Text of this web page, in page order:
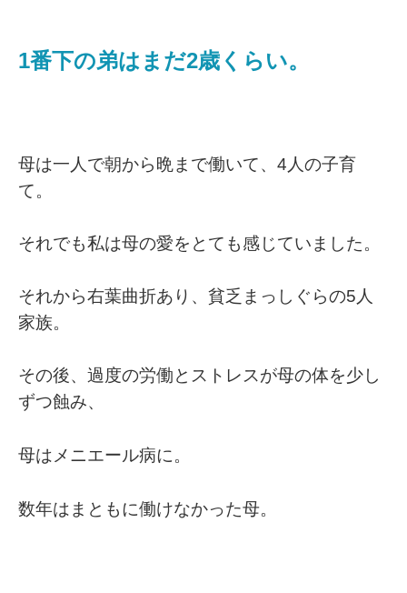
1番下の弟はまだ2歳くらい。
母は一人で朝から晩まで働いて、4人の子育
て。
それでも私は母の愛をとても感じていました。
それから右葉曲折あり、貧乏まっしぐらの5人
家族。
その後、過度の労働とストレスが母の体を少し
ずつ蝕み、
母はメニエール病に。
数年はまともに働けなかった母。